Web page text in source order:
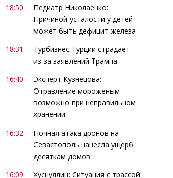
18:50
Педиатр Николаенко:
Причиной усталости у детей
может быть дефицит железа
18:31
Турбизнес Турции страдает
из-за заявлений Трампа
16:40
Эксперт Кузнецова:
Отравление мороженым
возможно при неправильном
хранении
16:32
Ночная атака дронов на
Севастополь нанесла ущерб
десяткам домов
16:09
Хуснуллин: Ситуация с трассой